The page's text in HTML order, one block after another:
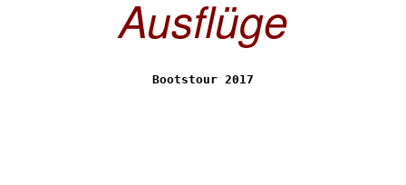
Ausflüge
Bootstour 2017